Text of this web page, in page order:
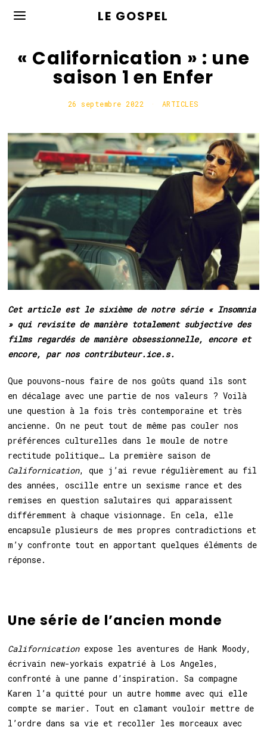
LE GOSPEL
« Californication » : une
saison 1 en Enfer
26 septembre 2022 ARTICLES
Cet article est le sixième de notre série « Insomnia
» qui revisite de manière totalement subjective des
films regardés de manière obsessionnelle, encore et
encore, par nos contributeur.ice.s.
Que pouvons-nous faire de nos goûts quand ils sont
en décalage avec une partie de nos valeurs ? Voilà
une question à la fois très contemporaine et très
ancienne. On ne peut tout de même pas couler nos
préférences culturelles dans le moule de notre
rectitude politique… La première saison de
Californication, que j’ai revue régulièrement au fil
des années, oscille entre un sexisme rance et des
remises en question salutaires qui apparaissent
différemment à chaque visionnage. En cela, elle
encapsule plusieurs de mes propres contradictions et
m’y confronte tout en apportant quelques éléments de
réponse.
Une série de l’ancien monde
Californication expose les aventures de Hank Moody,
écrivain new-yorkais expatrié à Los Angeles,
confronté à une panne d’inspiration. Sa compagne
Karen l’a quitté pour un autre homme avec qui elle
compte se marier. Tout en clamant vouloir mettre de
l’ordre dans sa vie et recoller les morceaux avec